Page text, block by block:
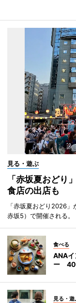
見る・遊ぶ
「赤坂夏おど
食店の出店も
「赤坂夏おどり2026
赤坂5）で開催される。
食べる
ANAイ
ー 40
見る・遊